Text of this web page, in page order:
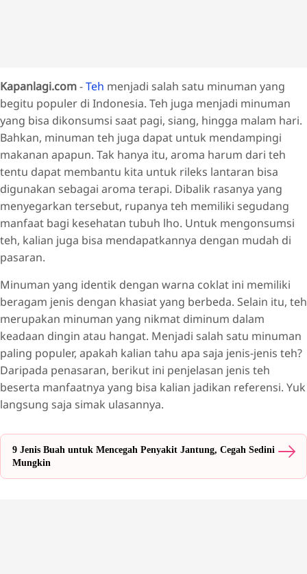
Kapanlagi.com-Teh menjadi salah satu minuman yang
begitu populer di Indonesia. Teh juga menjadi minuman
yang bisa dikonsumsi saat pagi, siang, hingga malam hari.
Bahkan, minuman teh juga dapat untuk mendampingi
makanan apapun. Tak hanya itu, aroma harum dari teh
tentu dapat membantu kita untuk rileks lantaran bisa
digunakan sebagai aroma terapi. Dibalik rasanya yang
menyegarkan tersebut, rupanya teh memiliki segudang
manfaat bagi kesehatan tubuh lho. Untuk mengonsumsi
teh, kalian juga bisa mendapatkannya dengan mudah di
pasaran.
Minuman yang identik dengan warna coklat ini memiliki
beragam jenis dengan khasiat yang berbeda. Selain itu, teh
merupakan minuman yang nikmat diminum dalam
keadaan dingin atau hangat. Menjadi salah satu minuman
paling populer, apakah kalian tahu apa saja jenis-jenis teh?
Daripada penasaran, berikut ini penjelasan jenis teh
beserta manfaatnya yang bisa kalian jadikan referensi. Yuk
langsung saja simak ulasannya.
9 Jenis Buah untuk Mencegah Penyakit Jantung, Cegah Sedini
Mungkin